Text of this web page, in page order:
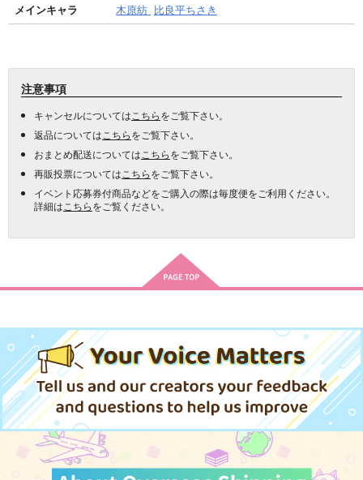
メインキャラ 木原紡 比良平ちさき
注意事項
キャンセルについては こちらをご覧下さい。
返品については こちらをご覧下さい。
おまとめ配送については こちらをご覧下さい。
再販投票については こちらをご覧下さい。
イベント応募券付商品などをご購入の際は毎度便をご利用ください。
詳細は こちらをご覧ください。